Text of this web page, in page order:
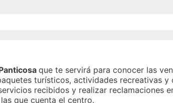
que te servirá para conocer las
turísticos, actividades recreativas
recibidos y realizar reclamaciones
que cuenta el centro.